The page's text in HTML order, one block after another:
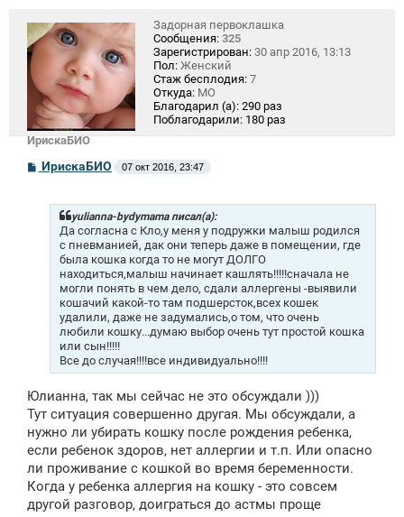
ИрискаБИО
Задорная первоклашка
Сообщения: 325
Зарегистрирован: 30 апр 2016, 13:13
Пол: Женский
Стаж бесплодия: 7
Откуда: МО
Благодарил (а): 290 раз
Поблагодарили: 180 раз
СИрискаБИО 07 окт 2016, 23:47
yulianna-bydymama писал(а):
Да согласна с Кло,у меня у подружки малыш родился
с пневманией, дак они теперь даже в помещении, где
была кошка когда то не могут ДОЛГО
находиться,малыш начинает кашлять!!!!!сначала не
могли понять в чем дело, сдали аллергены -выявили
кошачий какой-то там подшерсток,всех кошек
удалили, даже не задумались,о том, что очень
любили кошку...думаю выбор очень тут простой кошка
или сын!!!!!
Все до случая!!!!все индивидуально!!!!
Юлианна, так мы сейчас не это обсуждали )))
Тут ситуация совершенно другая. Мы обсуждали, а
нужно ли убирать кошку после рождения ребенка,
если ребенок здоров, нет аллергии и т.п. Или опасно
ли проживание с кошкой во время беременности.
Когда у ребенка аллергия на кошку - это совсем
другой разговор, доиграться до астмы проще